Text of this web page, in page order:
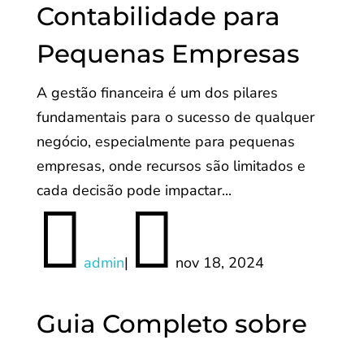
Contabilidade para
Pequenas Empresas
A gestão financeira é um dos pilares
fundamentais para o sucesso de qualquer
negócio, especialmente para pequenas
empresas, onde recursos são limitados e
cada decisão pode impactar...
 admin|  nov 18, 2024
Guia Completo sobre